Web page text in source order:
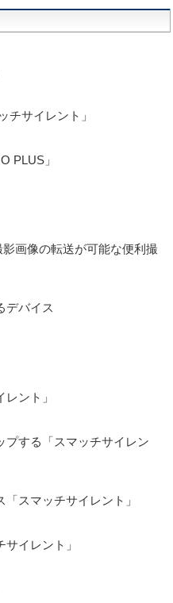
チサイレント」
PLUS」
画像の転送が可能な便利撮
デバイス
ント」
プする「スマッチサイレン
スマッチサイレント」
イレント」